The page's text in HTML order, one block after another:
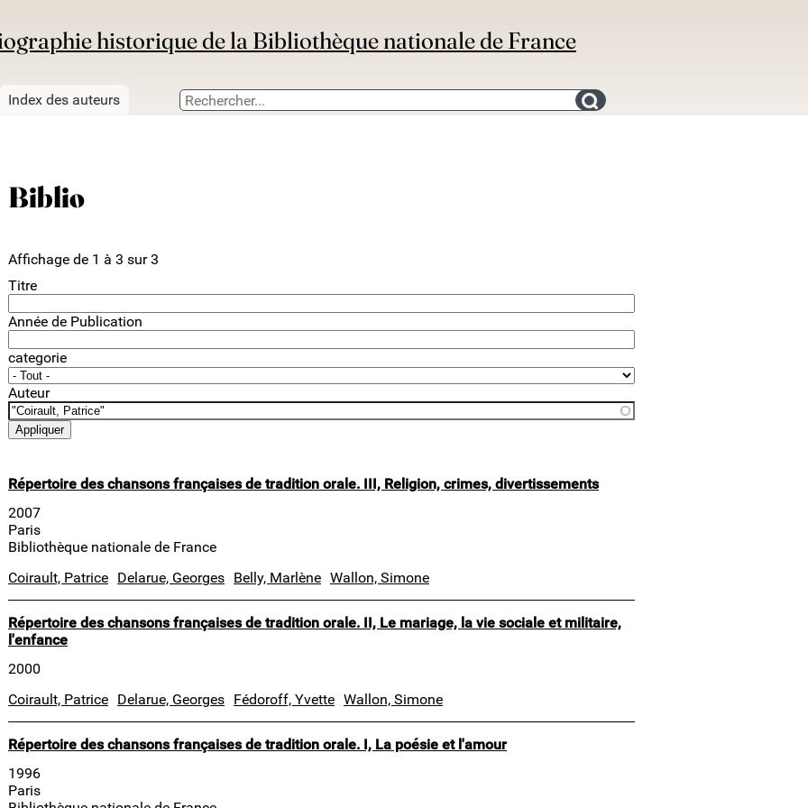
historique de la Bibliothèque nationale de France
Index des auteurs Search for an bibliography
Biblio
Affichage de 1 à 3 sur 3
Titre
Année de Publication
categorie
Auteur
Répertoire des chansons françaises de tradition orale. III, Religion, crimes, divertissements
2007
Paris
Bibliothèque nationale de France
Coirault, Patrice Delarue, Georges Belly, Marlène Wallon, Simone
Répertoire des chansons françaises de tradition orale. II, Le mariage, la vie sociale et militaire,
l'enfance
2000
Coirault, Patrice Delarue, Georges Fédoroff, Yvette Wallon, Simone
Répertoire des chansons françaises de tradition orale. I, La poésie et l'amour
1996
Paris